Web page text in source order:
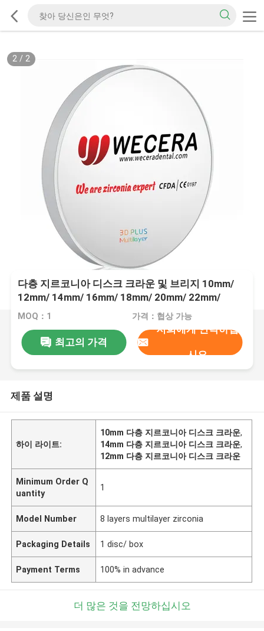
2/ 2
다층 지르코니아 디스크 크라운 및 브리지 10mm/
12mm/ 14mm/ 16mm/ 18mm/ 20mm/ 22mm/
25mm 치과 실험실 사용자를 위한 두께
MOQ：1 가격：협상 가능
최고의 가격
저희에게 연락하십
시오
제품 설명
하이 라이트:
10mm 다층 지르코니아 디스크 크라운,
14mm 다층 지르코니아 디스크 크라운,
12mm 다층 지르코니아 디스크 크라운
Minimum Order Q
uantity
1
Model Number 8 layers multilayer zirconia
Packaging Details 1 disc/ box
Payment Terms 100% in advance
더 많은 것을 전망하십시오